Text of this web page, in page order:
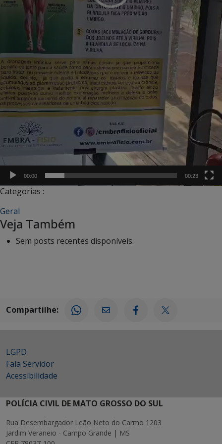
00:00 00:23
Categorias :
Geral
Veja Também
Sem posts recentes disponíveis.
Compartilhe:
LGPD
Fala Servidor
Acessibilidade
POLÍCIA CIVIL DE MATO GROSSO DO SUL
Rua Desembargador Leão Neto do Carmo 1203
Jardim Veraneio - Campo Grande | MS